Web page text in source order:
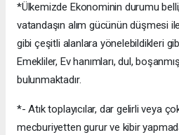
*Ülkemizde Ekonominin durumu
vatandaşın alım gücünün düşmesi
gibi çeşitli alanlara yönelebildikleri
Emekliler, Ev hanımları, dul,
bulunmaktadır.
*- Atık toplayıcılar, dar gelirli veya
mecburiyetten gurur ve kibir